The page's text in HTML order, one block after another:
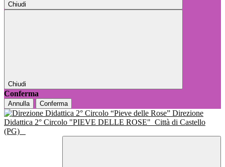
Chiudi
Chiudi
Conferma
Annulla Conferma
Direzione
Didattica 2° Circolo "PIEVE DELLE ROSE" Città di Castello
(PG)